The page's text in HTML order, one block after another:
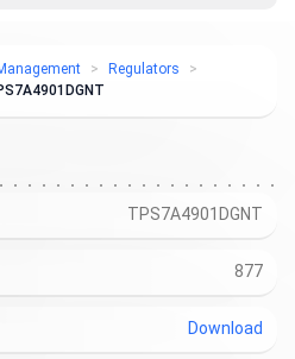
Regulators
TPS7A4901DGNT
877
Download